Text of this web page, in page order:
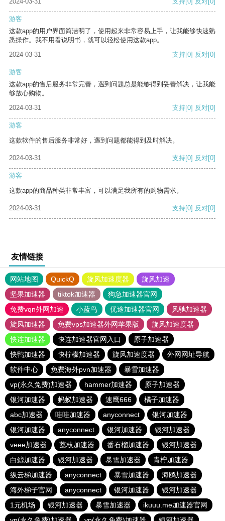
游客
这款app的用户界面简洁明了，使用起来非常容易上手，让我能够快速熟
悉操作。我不用看说明书，就可以轻松使用这款app。
2024-03-31
支持[0] 反对[0]
游客
这款app的售后服务非常完善，遇到问题总是能够得到妥善解决，让我能
够放心购物。
2024-03-31
支持[0] 反对[0]
游客
这款软件的售后服务非常好，遇到问题都能得到及时解决。
2024-03-31 支持[0] 反对[0]
游客
这款app的商品种类非常丰富，可以满足我所有的购物需求。
2024-03-31 支持[0] 反对[0]
友情链接
网站地图 QuickQ 旋风加速度器
旋风加速
坚果加速器
tiktok加速器
狗急加速器官网
免费vqn外网加速
小蓝鸟 优途加速器官网
风驰加速器
旋风加速器
免费vps加速器外网苹果版
旋风加速度器
快连加速器
快连加速器官网入口
原子加速器
快鸭加速器
快柠檬加速器 旋风加速度器
外网网址导航
软件中心
免费海外pvn加速器
暴雪加速器
vp(永久免费)加速器
hammer加速器
原子加速器
银河加速器
蚂蚁加速器 速鹰666
橘子加速器
abc加速器
哇哇加速器 anyconnect
银河加速器
银河加速器
anyconnect 银河加速器
银河加速器
veee加速器
荔枝加速器 番石榴加速器
银河加速器
白鲸加速器
银河加速器 暴雪加速器
青柠加速器
纵云梯加速器
anyconnect 暴雪加速器
海鸥加速器
海外梯子官网
anyconnect 银河加速器
银河加速器
1元机场
银河加速器 暴雪加速器
ikuuu.me加速器官网